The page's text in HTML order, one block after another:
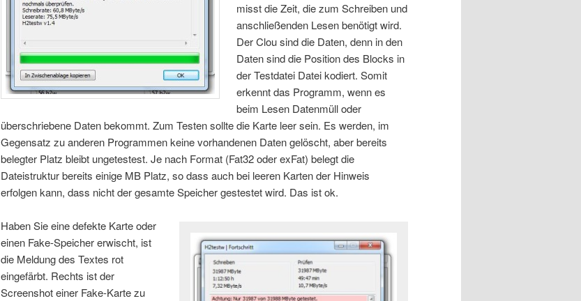
misst die Zeit, die zum Schreiben und
anschließenden Lesen benötigt wird.
Der Clou sind die Daten, denn in den
Daten sind die Position des Blocks in
der Testdatei Datei kodiert. Somit
erkennt das Programm, wenn es
beim Lesen Datenmüll oder
überschriebene Daten bekommt. Zum Testen sollte die Karte leer sein. Es werden, im
Gegensatz zu anderen Programmen keine vorhandenen Daten gelöscht, aber bereits
belegter Platz bleibt ungetestest. Je nach Format (Fat32 oder exFat) belegt die
Dateistruktur bereits einige MB Platz, so dass auch bei leeren Karten der Hinweis
erfolgen kann, dass nicht der gesamte Speicher gestestet wird. Das ist ok.
Haben Sie eine defekte Karte oder
einen Fake-Speicher erwischt, ist
die Meldung des Textes rot
eingefärbt. Rechts ist der
Screenshot einer Fake-Karte zu